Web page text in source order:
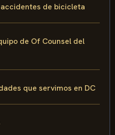
de bicicleta
de Of Counsel del
que servimos en DC